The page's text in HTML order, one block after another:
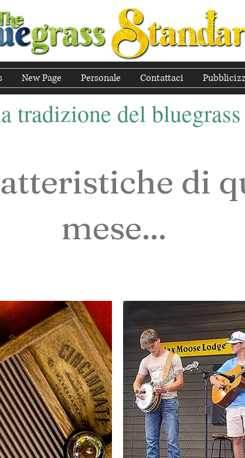
New Page Personale Contattaci
tradizione del
di
mese...